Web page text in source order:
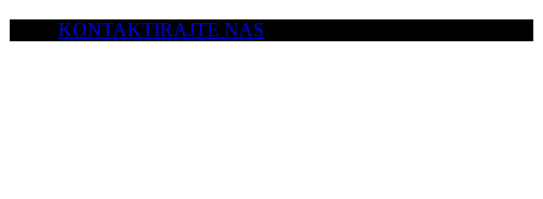
KONTAKTIRAJTE NAS